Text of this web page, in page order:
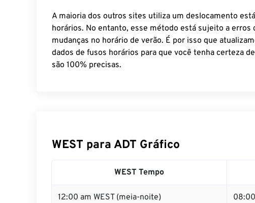
A maioria dos outros sites utiliza um deslocamento
horários. No entanto, esse método está sujeito a
mudanças no horário de verão. É por isso que
dados de fusos horários para que você tenha certeza
são 100% precisas.
WEST para ADT Gráfico
WEST Tempo
12:00 am WEST (meia-noite)